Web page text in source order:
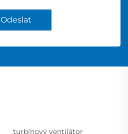
Odeslat
turbínový ventilátor